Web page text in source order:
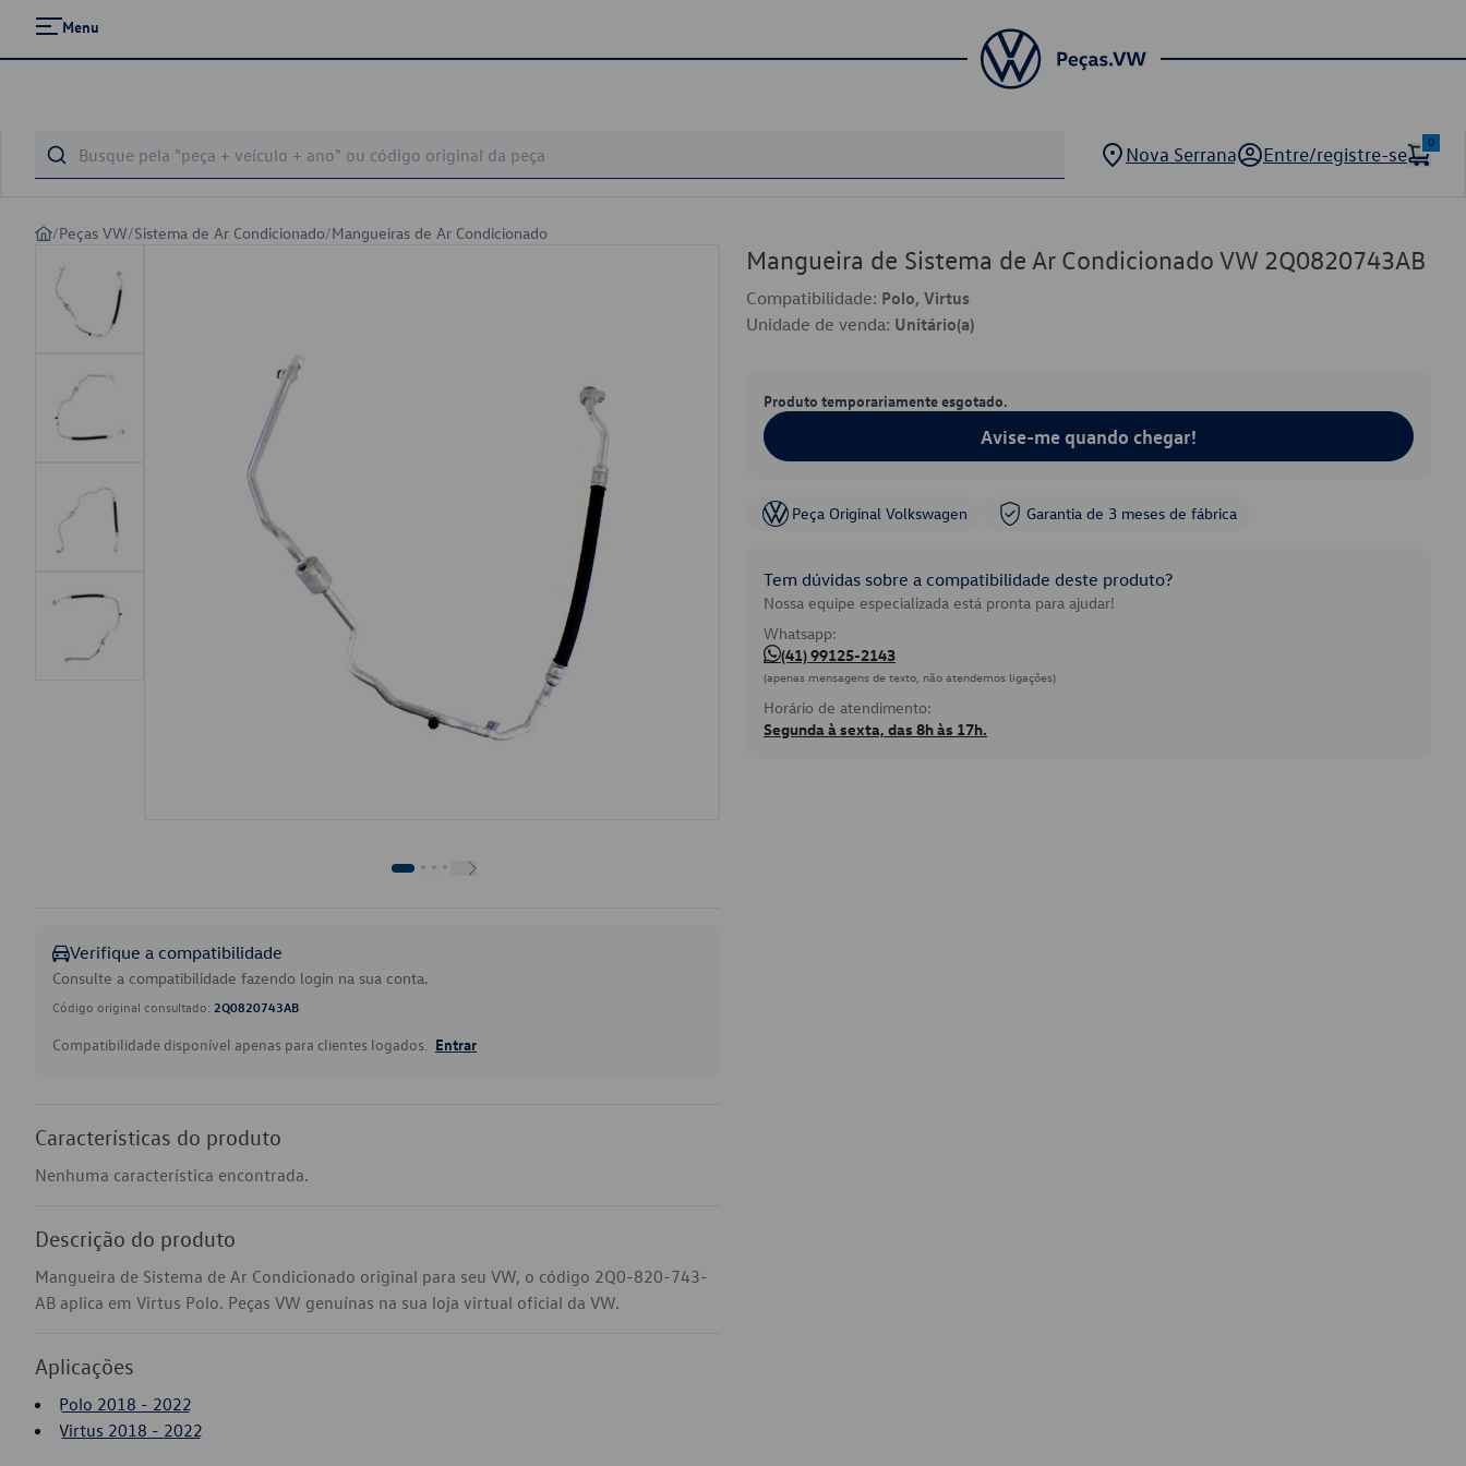
Menu
Nova Serrana Entre/registre-se
0
/Peças VW/Sistema de Ar Condicionado/Mangueiras de Ar Condicionado
Verifique a compatibilidade
Consulte a compatibilidade fazendo login na sua conta.
Código original consultado: 2Q0820743AB
Compatibilidade disponível apenas para clientes logados. Entrar
Características do produto
Nenhuma característica encontrada.
Descrição do produto
Mangueira de Sistema de Ar Condicionado original para seu VW, o código 2Q0-820-743-
AB aplica em Virtus Polo. Peças VW genuínas na sua loja virtual oficial da VW.
Aplicações
Polo 2018 - 2022
Virtus 2018 - 2022
Mangueira de Sistema de Ar Condicionado VW 2Q0820743AB
Compatibilidade: Polo, Virtus
Unidade de venda: Unitário(a)
Produto temporariamente esgotado.
Avise-me quando chegar!
Peça Original Volkswagen Garantia de 3 meses de fábrica
Tem dúvidas sobre a compatibilidade deste produto?
Nossa equipe especializada está pronta para ajudar!
Whatsapp:
(41) 99125-2143
(apenas mensagens de texto, não atendemos ligações)
Horário de atendimento:
Segunda à sexta, das 8h às 17h.